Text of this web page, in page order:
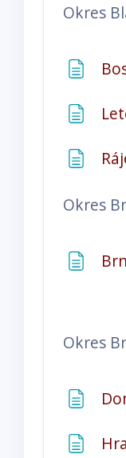
Okres
Okres
Okres